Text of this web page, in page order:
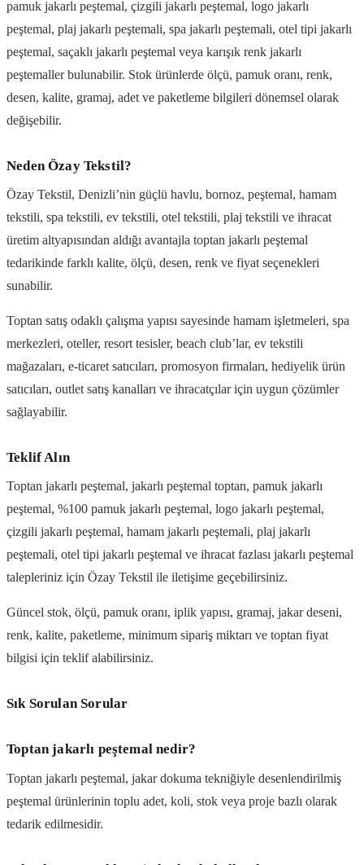
pamuk jakarlı peştemal, çizgili jakarlı peştemal, logo jakarlı
peştemal, plaj jakarlı peştemali, spa jakarlı peştemali, otel tipi jakarlı
peştemal, saçaklı jakarlı peştemal veya karışık renk jakarlı
peştemaller bulunabilir. Stok ürünlerde ölçü, pamuk oranı, renk,
desen, kalite, gramaj, adet ve paketleme bilgileri dönemsel olarak
değişebilir.
Neden Özay Tekstil?
Özay Tekstil, Denizli’nin güçlü havlu, bornoz, peştemal, hamam
tekstili, spa tekstili, ev tekstili, otel tekstili, plaj tekstili ve ihracat
üretim altyapısından aldığı avantajla toptan jakarlı peştemal
tedarikinde farklı kalite, ölçü, desen, renk ve fiyat seçenekleri
sunabilir.
Toptan satış odaklı çalışma yapısı sayesinde hamam işletmeleri, spa
merkezleri, oteller, resort tesisler, beach club’lar, ev tekstili
mağazaları, e-ticaret satıcıları, promosyon firmaları, hediyelik ürün
satıcıları, outlet satış kanalları ve ihracatçılar için uygun çözümler
sağlayabilir.
Teklif Alın
Toptan jakarlı peştemal, jakarlı peştemal toptan, pamuk jakarlı
peştemal, %100 pamuk jakarlı peştemal, logo jakarlı peştemal,
çizgili jakarlı peştemal, hamam jakarlı peştemali, plaj jakarlı
peştemali, otel tipi jakarlı peştemal ve ihracat fazlası jakarlı peştemal
talepleriniz için Özay Tekstil ile iletişime geçebilirsiniz.
Güncel stok, ölçü, pamuk oranı, iplik yapısı, gramaj, jakar deseni,
renk, kalite, paketleme, minimum sipariş miktarı ve toptan fiyat
bilgisi için teklif alabilirsiniz.
Sık Sorulan Sorular
Toptan jakarlı peştemal nedir?
Toptan jakarlı peştemal, jakar dokuma tekniğiyle desenlendirilmiş
peştemal ürünlerinin toplu adet, koli, stok veya proje bazlı olarak
tedarik edilmesidir.